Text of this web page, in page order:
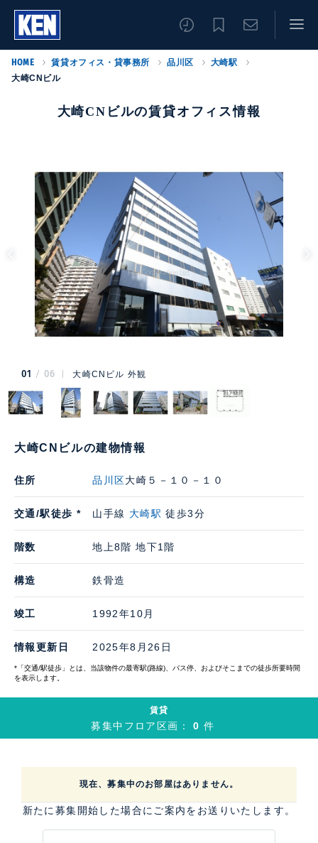
HOME 賃貸オフィス・貸事務所 品川区
大崎駅
大崎CNビル
大崎CNビルの賃貸オフィス情報
01 06 大崎CNビル 外観
大崎CNビルの建物情報
住所 品川区大崎５－１０－１０
交通/駅徒歩 * 山手線 大崎駅 徒歩3分
階数 地上8階 地下1階
構造 鉄骨造
竣工 1992年10月
情報更新日 2025年8月26日
*「交通/駅徒歩」とは、当該物件の最寄駅(路線)、バス停、およびそこまでの徒歩所要時間
を表示します。
賃貸
募集中フロア区画：0件
現在、募集中のお部屋はありません。
新たに募集開始した場合にご案内をお送りいたします。